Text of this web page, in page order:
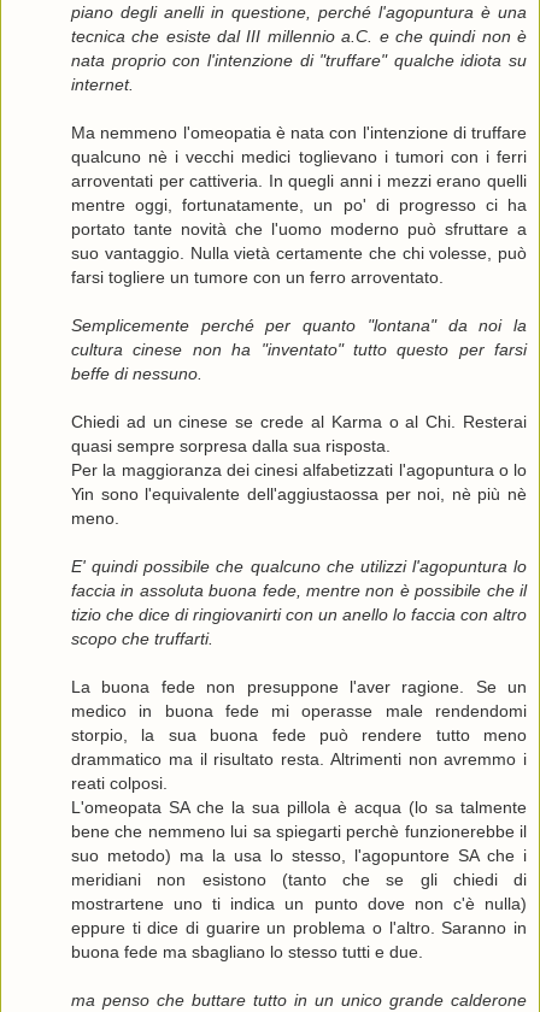
piano degli anelli in questione, perché l'agopuntura è una
tecnica che esiste dal III millennio a.C. e che quindi non è
nata proprio con l'intenzione di "truffare" qualche idiota su
internet.
Ma nemmeno l'omeopatia è nata con l'intenzione di truffare
qualcuno nè i vecchi medici toglievano i tumori con i ferri
arroventati per cattiveria. In quegli anni i mezzi erano quelli
mentre oggi, fortunatamente, un po' di progresso ci ha
portato tante novità che l'uomo moderno può sfruttare a
suo vantaggio. Nulla vietà certamente che chi volesse, può
farsi togliere un tumore con un ferro arroventato.
Semplicemente perché per quanto "lontana" da noi la
cultura cinese non ha "inventato" tutto questo per farsi
beffe di nessuno.
Chiedi ad un cinese se crede al Karma o al Chi. Resterai
quasi sempre sorpresa dalla sua risposta.
Per la maggioranza dei cinesi alfabetizzati l'agopuntura o lo
Yin sono l'equivalente dell'aggiustaossa per noi, nè più nè
meno.
E' quindi possibile che qualcuno che utilizzi l'agopuntura lo
faccia in assoluta buona fede, mentre non è possibile che il
tizio che dice di ringiovanirti con un anello lo faccia con altro
scopo che truffarti.
La buona fede non presuppone l'aver ragione. Se un
medico in buona fede mi operasse male rendendomi
storpio, la sua buona fede può rendere tutto meno
drammatico ma il risultato resta. Altrimenti non avremmo i
reati colposi.
L'omeopata SA che la sua pillola è acqua (lo sa talmente
bene che nemmeno lui sa spiegarti perchè funzionerebbe il
suo metodo) ma la usa lo stesso, l'agopuntore SA che i
meridiani non esistono (tanto che se gli chiedi di
mostrartene uno ti indica un punto dove non c'è nulla)
eppure ti dice di guarire un problema o l'altro. Saranno in
buona fede ma sbagliano lo stesso tutti e due.
ma penso che buttare tutto in un unico grande calderone